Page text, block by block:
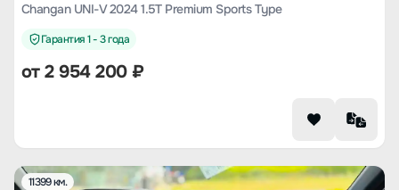
Changan UNI-V 2024 1.5T Premium Sports Type
Гарантия 1 - 3 года
от2 954 200₽
11399 км.